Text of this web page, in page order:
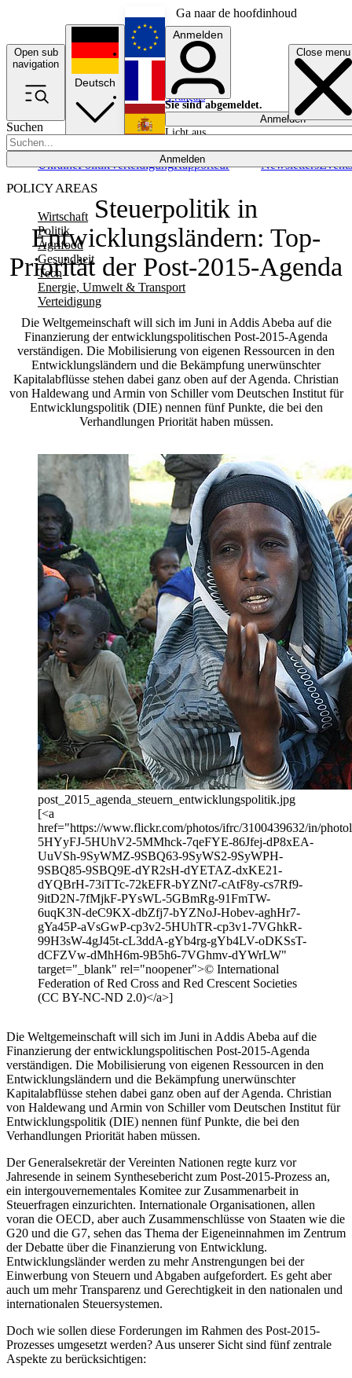
Ga naar de hoofdinhoud
Open sub
navigation
Close menu
Suchen
Anmelden
POLICY AREAS
Wirtschaft
Politik
Agrifood
Gesundheit
Tech
Energie, Umwelt & Transport
Verteidigung
UkrainePolitikVerteidigungRapporteur NewslettersEvents
Deutsch
English
Français
Anmelden
Sie sind abgemeldet.
Anmelden
Licht aus
Steuerpolitik in
Entwicklungsländern: Top-
Priorität der Post-2015-Agenda
Die Weltgemeinschaft will sich im Juni in Addis Abeba auf die
Finanzierung der entwicklungspolitischen Post-2015-Agenda
verständigen. Die Mobilisierung von eigenen Ressourcen in den
Entwicklungsländern und die Bekämpfung unerwünschter
Kapitalabflüsse stehen dabei ganz oben auf der Agenda. Christian
von Haldewang und Armin von Schiller vom Deutschen Institut für
Entwicklungspolitik (DIE) nennen fünf Punkte, die bei den
Verhandlungen Priorität haben müssen.
post_2015_agenda_steuern_entwicklungspolitik.jpg
[<a
href="https://www.flickr.com/photos/ifrc/3100439632/in/
5HYyFJ-5HUhV2-5MMhck-7qeFYE-86Jfej-dP8xEA-
UuVSh-9SyWMZ-9SBQ63-9SyWS2-9SyWPH-
9SBQ85-9SBQ9E-dYR2sH-dYETAZ-dxKE21-
dYQBrH-73iTTc-72kEFR-bYZNt7-cAtF8y-cs7Rf9-
9itD2N-7fMjkF-PYsWL-5GBmRg-91FmTW-
6uqK3N-deC9KX-dbZfj7-bYZNoJ-Hobev-aghHr7-
gYa45P-aVsGwP-cp3v2-5HUhTR-cp3v1-7VGhkR-
99H3sW-4gJ45t-cL3ddA-gYb4rg-gYb4LV-oDKSsT-
dCFZVw-dMhH6m-9B5h6-7VGhmv-dYWrLW"
target="_blank" rel="noopener">© International
Federation of Red Cross and Red Crescent Societies
(CC BY-NC-ND 2.0)</a>]
Die Weltgemeinschaft will sich im Juni in Addis Abeba auf die
Finanzierung der entwicklungspolitischen Post-2015-Agenda
verständigen. Die Mobilisierung von eigenen Ressourcen in den
Entwicklungsländern und die Bekämpfung unerwünschter
Kapitalabflüsse stehen dabei ganz oben auf der Agenda. Christian
von Haldewang und Armin von Schiller vom Deutschen Institut für
Entwicklungspolitik (DIE) nennen fünf Punkte, die bei den
Verhandlungen Priorität haben müssen.
Der Generalsekretär der Vereinten Nationen regte kurz vor
Jahresende in seinem Synthesebericht zum Post-2015-Prozess an,
ein intergouvernementales Komitee zur Zusammenarbeit in
Steuerfragen einzurichten. Internationale Organisationen, allen
voran die OECD, aber auch Zusammenschlüsse von Staaten wie die
G20 und die G7, sehen das Thema der Eigeneinnahmen im Zentrum
der Debatte über die Finanzierung von Entwicklung.
Entwicklungsländer werden zu mehr Anstrengungen bei der
Einwerbung von Steuern und Abgaben aufgefordert. Es geht aber
auch um mehr Transparenz und Gerechtigkeit in den nationalen und
internationalen Steuersystemen.
Doch wie sollen diese Forderungen im Rahmen des Post-2015-
Prozesses umgesetzt werden? Aus unserer Sicht sind fünf zentrale
Aspekte zu berücksichtigen: